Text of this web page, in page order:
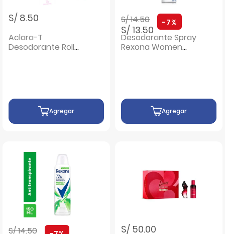
S/ 8.50
Aclara-T
Desodorante Roll
Agregar
Precio rebajado de
S/ 14.50a
S/ 13.50
-7%
Desodorante Spray
Rexona Women
Agregar
Precio rebajado de
S/ 14.50a S/ 50.00